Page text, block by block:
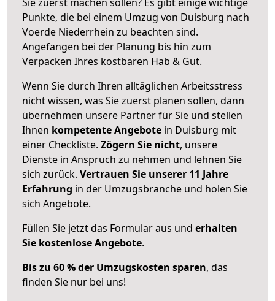
Punkte, die bei einem Umzug von Duisburg nach
Voerde Niederrhein zu beachten sind.
Angefangen bei der Planung bis hin zum
Verpacken Ihres kostbaren Hab & Gut.
Wenn Sie durch Ihren alltäglichen Arbeitsstress
nicht wissen, was Sie zuerst planen sollen, dann
übernehmen unsere Partner für Sie und stellen
Ihnen kompetente Angebote in Duisburg mit
einer Checkliste. Zögern Sie nicht, unsere
Dienste in Anspruch zu nehmen und lehnen Sie
sich zurück. Vertrauen Sie unserer 11 Jahre
Erfahrung in der Umzugsbranche und holen Sie
sich Angebote.
Füllen Sie jetzt das Formular aus und erhalten
Sie kostenlose Angebote.
Bis zu 60 % der Umzugskosten sparen, das
finden Sie nur bei uns!